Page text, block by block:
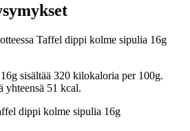
Taffel dippi kolme sipulia 16g
sisältää 320 kilokaloria per 100g.
yhteensä 51 kcal.
dippi kolme sipulia 16g